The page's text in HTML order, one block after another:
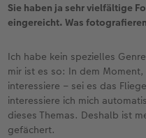
Sie haben ja sehr vielfältige
eingereicht. Was
Ich habe kein spezielles
mir ist es so: In dem
interessiere – sei es das
interessiere ich mich
dieses Themas. Deshalb ist
gefächert.